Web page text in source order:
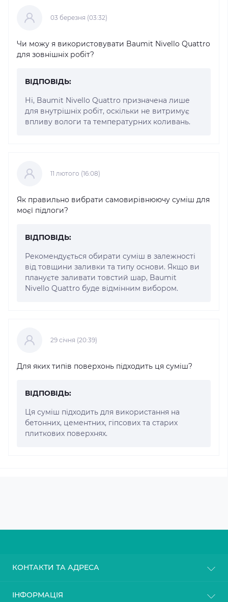
03 березня (03:32)
Чи можу я використовувати Baumit Nivello Quattro
для зовнішніх робіт?
ВІДПОВІДЬ:
Ні, Baumit Nivello Quattro призначена лише
для внутрішніх робіт, оскільки не витримує
впливу вологи та температурних коливань.
11 лютого (16:08)
Як правильно вибрати самовирівнюючу суміш для
моєї підлоги?
ВІДПОВІДЬ:
Рекомендується обирати суміш в залежності
від товщини заливки та типу основи. Якщо ви
плануєте заливати товстий шар, Baumit
Nivello Quattro буде відмінним вибором.
29 cічня (20:39)
Для яких типів поверхонь підходить ця суміш?
ВІДПОВІДЬ:
Ця суміш підходить для використання на
бетонних, цементних, гіпсових та старих
плиткових поверхнях.
КОНТАКТИ ТА АДРЕСА
ІНФОРМАЦІЯ